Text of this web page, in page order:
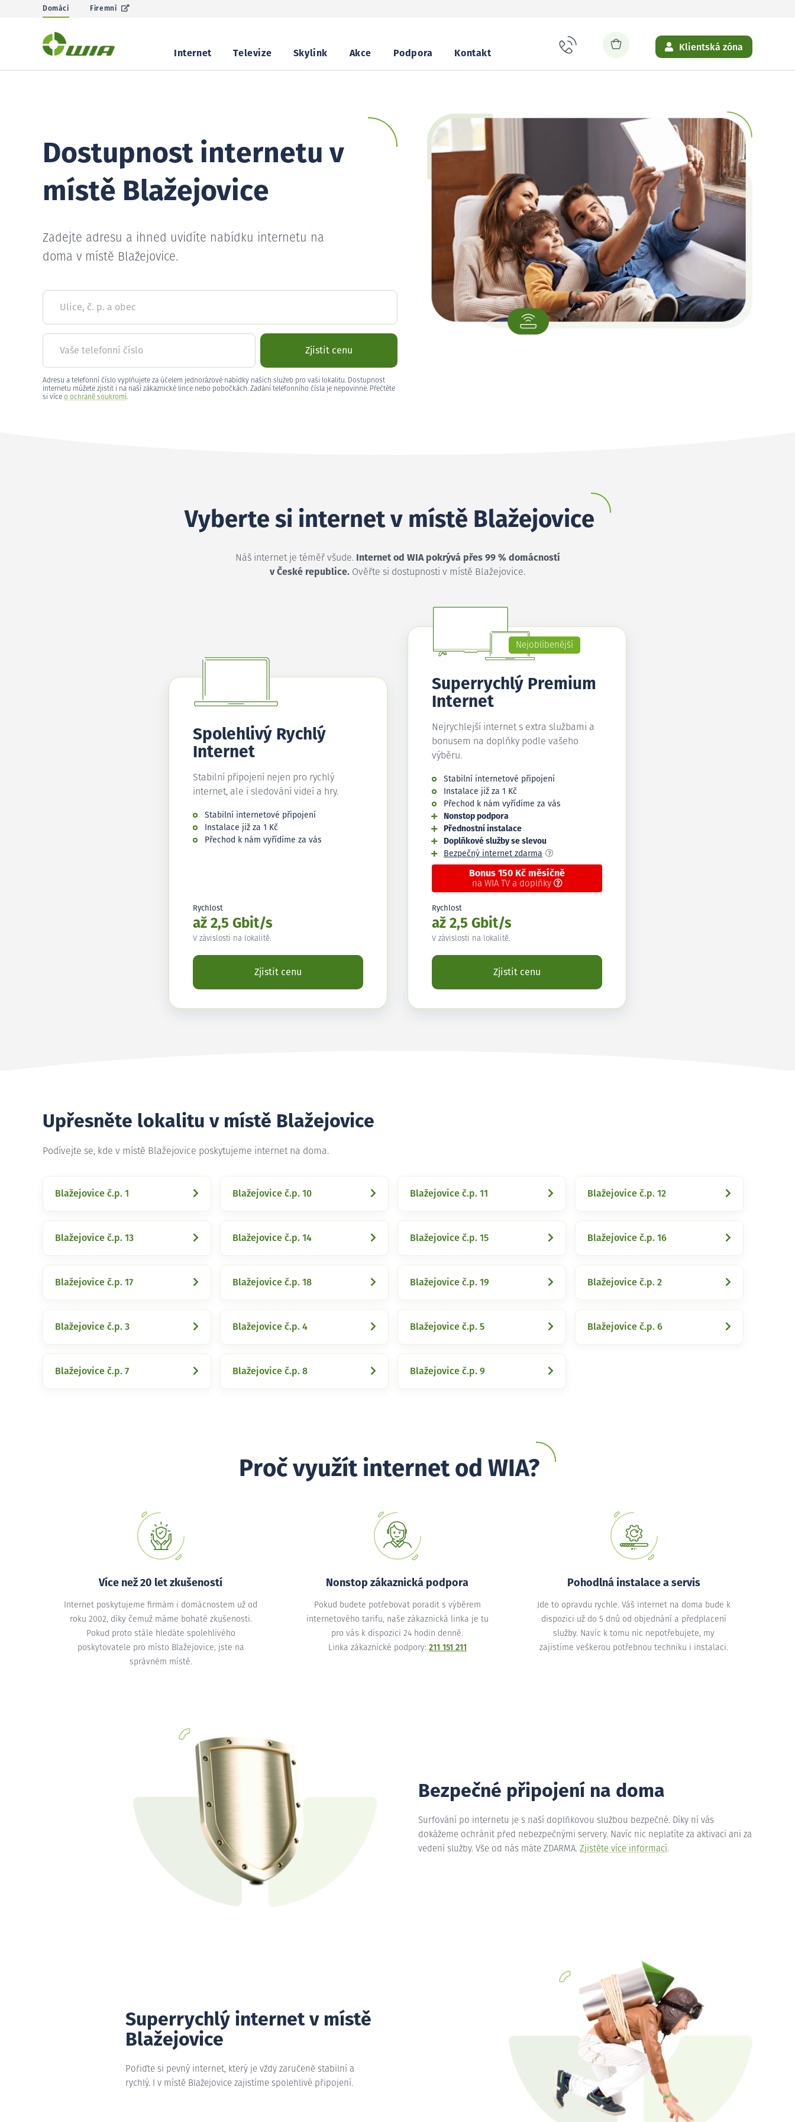
Domácí Firemní
Internet Televize Skylink Akce Podpora Kontakt
Klientská zóna
Dostupnost internetu v
místě Blažejovice
Zadejte adresu a ihned uvidíte nabídku internetu na
doma v místě Blažejovice.
Ulice, č. p. a obec
Vaše telefonní číslo Zjistit cenu
Adresu a telefonní číslo vyplňujete za účelem jednorázové nabídky našich služeb pro vaši lokalitu. Dostupnost
internetu můžete zjistit i na naší zákaznické lince nebo pobočkách. Zadání telefonního čísla je nepovinné. Přečtěte
si více o ochraně soukromí.
Vyberte si internet v místě Blažejovice
Náš internet je téměř všude.
Internet od WIA pokrývá přes 99 % domácností
v České republice. Ověřte si dostupnosti v místě Blažejovice.
Spolehlivý Rychlý
Internet
Stabilní připojení nejen pro rychlý
internet, ale i sledování videí a hry.
Stabilní internetové připojení
Instalace již za 1 Kč
Přechod k nám vyřídíme za vás
Rychlost
až 2,5 Gbit/s
V závislosti na lokalitě.
Zjistit cenu
Nejoblíbenější
Superrychlý Premium
Internet
Nejrychlejší internet s extra službami a
bonusem na doplňky podle vašeho
výběru.
Stabilní internetové připojení
Instalace již za 1 Kč
Přechod k nám vyřídíme za vás
Nonstop podpora
Přednostní instalace
Doplňkové služby se slevou
Bezpečný internet zdarma
Bonus 150 Kč měsíčně
na WIA TV a doplňky
Rychlost
až 2,5 Gbit/s
V závislosti na lokalitě.
Zjistit cenu
Upřesněte lokalitu v místě Blažejovice
Podívejte se, kde v místě Blažejovice poskytujeme internet na doma.
Blažejovice č.p. 1 Blažejovice č.p. 10 Blažejovice č.p. 11 Blažejovice č.p. 12
Blažejovice č.p. 13 Blažejovice č.p. 14 Blažejovice č.p. 15 Blažejovice č.p. 16
Blažejovice č.p. 17 Blažejovice č.p. 18 Blažejovice č.p. 19 Blažejovice č.p. 2
Blažejovice č.p. 3 Blažejovice č.p. 4 Blažejovice č.p. 5 Blažejovice č.p. 6
Blažejovice č.p. 7 Blažejovice č.p. 8 Blažejovice č.p. 9
Proč využít internet od WIA?
Více než 20 let zkušeností
Internet poskytujeme firmám i domácnostem už od
roku 2002, díky čemuž máme bohaté zkušenosti.
Pokud proto stále hledáte spolehlivého
poskytovatele pro místo Blažejovice, jste na
správném místě.
Nonstop zákaznická podpora
Pokud budete potřebovat poradit s výběrem
internetového tarifu, naše zákaznická linka je tu
pro vás k dispozici 24 hodin denně.
Linka zákaznické podpory: 211 151 211
Pohodlná instalace a servis
Jde to opravdu rychle. Váš internet na doma bude k
dispozici už do 5 dnů od objednání a předplacení
služby. Navíc k tomu nic nepotřebujete, my
zajistíme veškerou potřebnou techniku i instalaci.
Bezpečné připojení na doma
Surfování po internetu je s naší doplňkovou službou bezpečné. Díky ní vás
dokážeme ochránit před nebezpečnými servery. Navíc nic neplatíte za aktivaci ani za
vedení služby. Vše od nás máte ZDARMA. Zjistěte více informací.
Superrychlý internet v místě
Blažejovice
Pořiďte si pevný internet, který je vždy zaručeně stabilní a
rychlý. I v místě Blažejovice zajistíme spolehlivé připojení.